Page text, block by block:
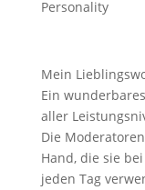
Personality
Mein
Ein
aller
Die
Hand, die sie
jeden Tag